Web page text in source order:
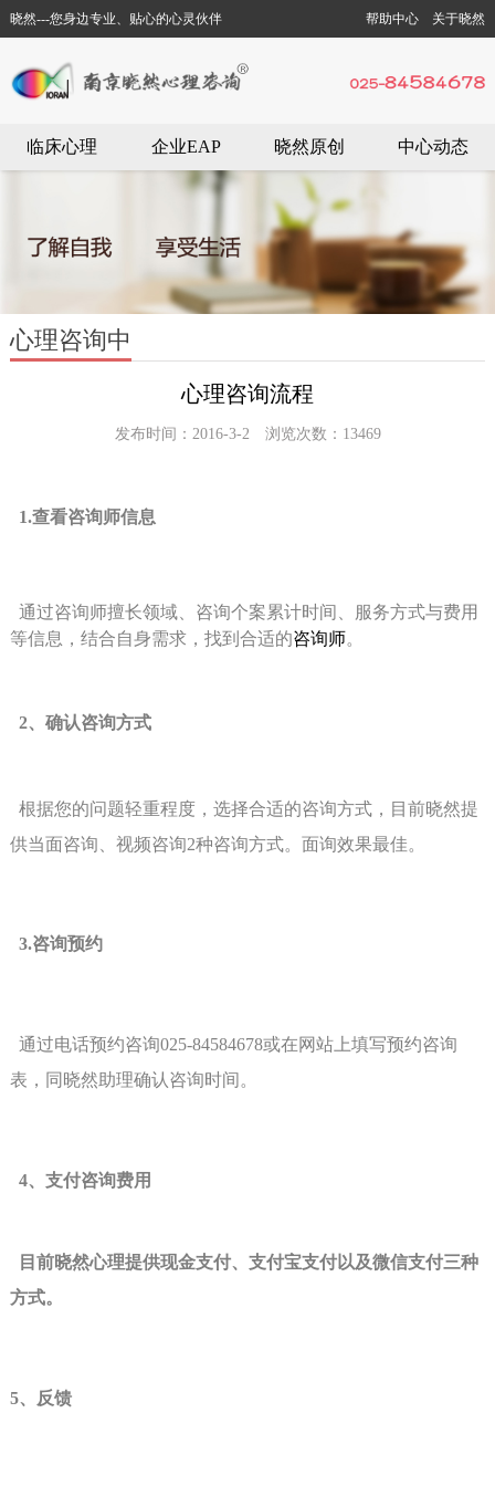
帮助中心 关于晓然
晓然---您身边专业、贴心的心灵伙伴
临床心理 企业EAP 晓然原创 中心动态
心理咨询中
心理咨询流程
发布时间：2016-3-2 浏览次数：13469
1.查看咨询师信息
通过咨询师擅长领域、咨询个案累计时间、服务方式与费用
等信息，结合自身需求，找到合适的咨询师。
2、确认咨询方式
根据您的问题轻重程度，选择合适的咨询方式，目前晓然提
供当面咨询、视频咨询2种咨询方式。面询效果最佳。
3.咨询预约
通过电话预约咨询025-84584678或在网站上填写预约咨询
表，同晓然助理确认咨询时间 。
4、支付咨询费用
目前晓然心理提供现金支付、支付宝支付以及微信支付三种
方式。
5、反馈